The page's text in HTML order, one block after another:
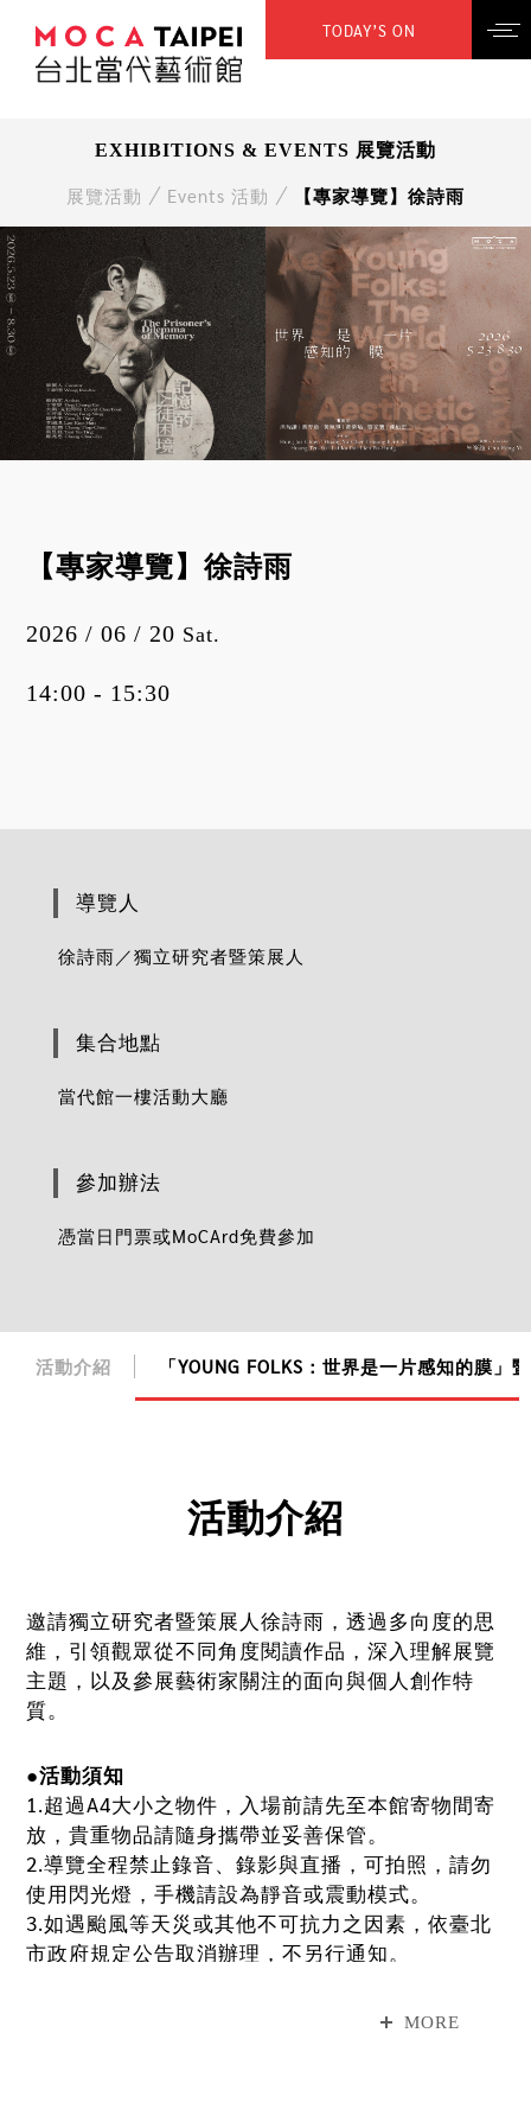
TODAY’S ON
EXHIBITIONS & EVENTS 展覽活動
展覽活動 Events 活動 【專家導覽】徐詩雨
【專家導覽】徐詩雨
2026 / 06 / 20 Sat.
14:00 - 15:30
導覽人
徐詩雨／獨立研究者暨策展人
集合地點
當代館一樓活動大廳
參加辦法
憑當日門票或MoCArd免費參加
活動介紹 「YOUNG FOLKS：世界是一片感知的膜
活動介紹
邀請獨立研究者暨策展人徐詩雨，透過多向度的思
維，引領觀眾從不同角度閱讀作品，深入理解展覽
主題，以及參展藝術家關注的面向與個人創作特
質。
●活動須知
1.超過A4大小之物件，入場前請先至本館寄物間寄
放，貴重物品請隨身攜帶並妥善保管。
2.導覽全程禁止錄音、錄影與直播，可拍照，請勿
使用閃光燈，手機請設為靜音或震動模式。
3.如遇颱風等天災或其他不可抗力之因素，依臺北
市政府規定公告取消辦理，不另行通知。
取消或改以其他方式辦理，將於本館官網與FB另行
MORE